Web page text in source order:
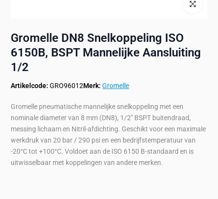
Klik om te
Gromelle DN8 Snelkoppeling ISO
6150B, BSPT Mannelijke Aansluiting
1/2
Artikelcode: GRO96012Merk: Gromelle
Gromelle pneumatische mannelijke snelkoppeling met een
nominale diameter van 8 mm (DN8), 1/2" BSPT buitendraad,
messing lichaam en Nitril-afdichting. Geschikt voor een maximale
werkdruk van 20 bar / 290 psi en een bedrijfstemperatuur van
-20°C tot +100°C. Voldoet aan de ISO 6150 B-standaard en is
uitwisselbaar met koppelingen van andere merken.